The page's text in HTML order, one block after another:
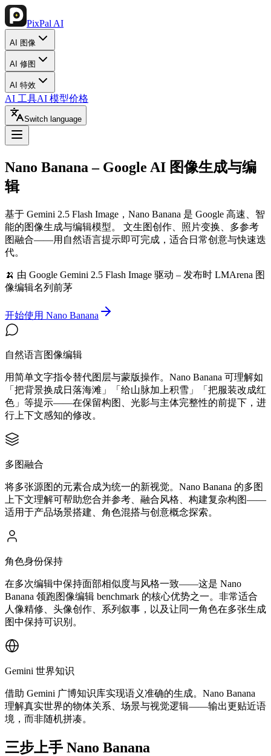
PixPal AI
AI 图像
AI 修图
AI 特效
AI 工具AI 模型价格
Switch language
Nano Banana – Google AI 图像生成与编
辑
基于 Gemini 2.5 Flash Image，Nano Banana 是 Google 高速、智
能的图像生成与编辑模型。 文生图创作、照片变换、多参考
图融合——用自然语言提示即可完成，适合日常创意与快速迭
代。
🍌 由 Google Gemini 2.5 Flash Image 驱动 – 发布时 LMArena 图
像编辑名列前茅
开始使用 Nano Banana
自然语言图像编辑
用简单文字指令替代图层与蒙版操作。Nano Banana 可理解如
「把背景换成日落海滩」「给山脉加上积雪」「把服装改成红
色」等提示——在保留构图、光影与主体完整性的前提下，进
行上下文感知的修改。
多图融合
将多张源图的元素合成为统一的新视觉。Nano Banana 的多图
上下文理解可帮助您合并参考、融合风格、构建复杂构图——
适用于产品场景搭建、角色混搭与创意概念探索。
角色身份保持
在多次编辑中保持面部相似度与风格一致——这是 Nano
Banana 领跑图像编辑 benchmark 的核心优势之一。非常适合
人像精修、头像创作、系列叙事，以及让同一角色在多张生成
图中保持可识别。
Gemini 世界知识
借助 Gemini 广博知识库实现语义准确的生成。Nano Banana
理解真实世界的物体关系、场景与视觉逻辑——输出更贴近语
境，而非随机拼凑。
三步上手 Nano Banana